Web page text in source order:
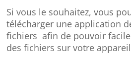
Si vous le souhaitez, vous
télécharger une application
fichiers afin de pouvoir
des fichiers sur votre